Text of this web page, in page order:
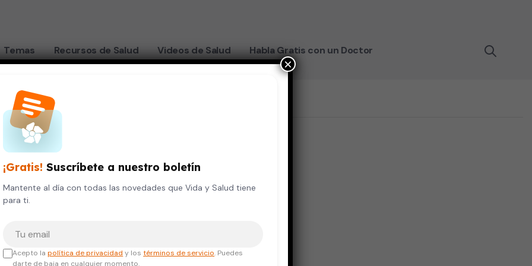
Temas Recursos de Salud Videos de Salud Habla Gratis con un Doctor
Manuel González Guevara
ACADÉMICOS
¡Gratis! Suscríbete a nuestro boletín
Mantente al día con todas las novedades que Vida y Salud tiene
para ti.
Acepto lapolítica de privacidad y lostérminos de servicio. Puedes
darte de baja en cualquier momento.
×